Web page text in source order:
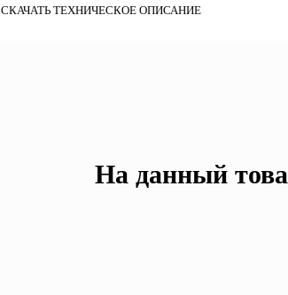
СКАЧАТЬ ТЕХНИЧЕСКОЕ ОПИСАНИЕ
На данный